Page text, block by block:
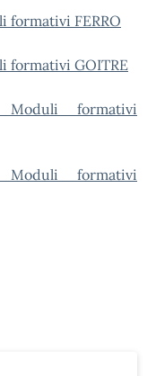
formativi FERRO
formativi GOITRE
Moduli formativi
Moduli formativi